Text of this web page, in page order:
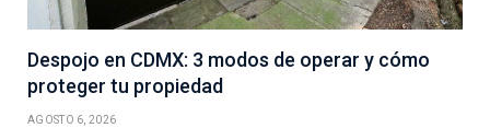
Despojo en CDMX: 3 modos de operar y cómo
proteger tu propiedad
AGOSTO 6, 2026